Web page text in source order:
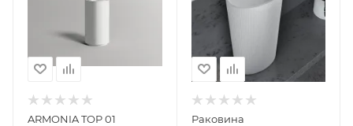
ARMONIA TOP 01
Раковина